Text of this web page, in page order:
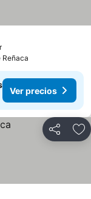
Reñaca
Ver precios
Compartir